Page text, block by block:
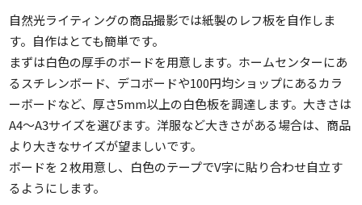
自然光ライティングの商品撮影では紙製のレフ板を自作しま
す。自作はとても簡単です。
まずは白色の厚手のボードを用意します。ホームセンターにあ
るスチレンボード、デコボードや100円均ショップにあるカラ
ーボードなど、厚さ5mm以上の白色板を調達します。大きさは
A4〜A3サイズを選びます。洋服など大きさがある場合は、商品
より大きなサイズが望ましいです。
ボードを２枚用意し、白色のテープでV字に貼り合わせ自立す
るようにします。